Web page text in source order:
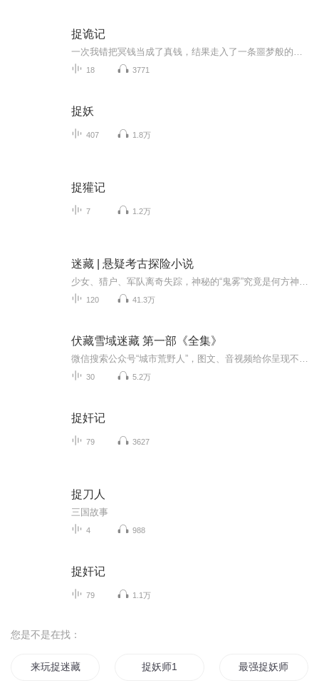
捉诡记
18 3771
捉妖
407 1.8万
捉獾记
7 1.2万
迷藏 | 悬疑考古探险小说
120 41.3万
伏藏雪域迷藏 第一部《全集》
30 5.2万
捉奸记
79 3627
捉刀人
三国故事
4 988
捉奸记
79 1.1万
您是不是在找：
来玩捉迷藏吧 捉妖师1 最强捉妖师